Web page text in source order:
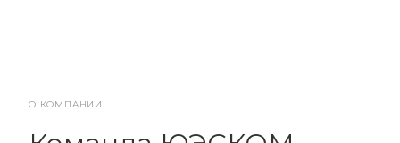
О КОМПАНИИ